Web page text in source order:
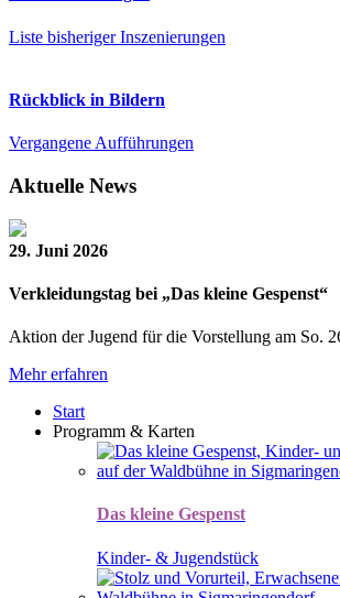
Liste bisheriger Inszenierungen
Rückblick in Bildern
Vergangene Aufführungen
Aktuelle News
29. Juni 2026
Verkleidungstag bei „Das kleine Gespenst“
Aktion der Jugend für die Vorstellung am So.
Mehr erfahren
Start
Programm & Karten
Das kleine Gespenst
Kinder- & Jugendstück